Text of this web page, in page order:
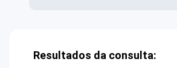
Resultados da consulta: